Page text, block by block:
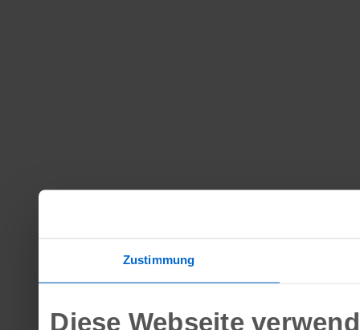
Zustimmung
Diese Webseite